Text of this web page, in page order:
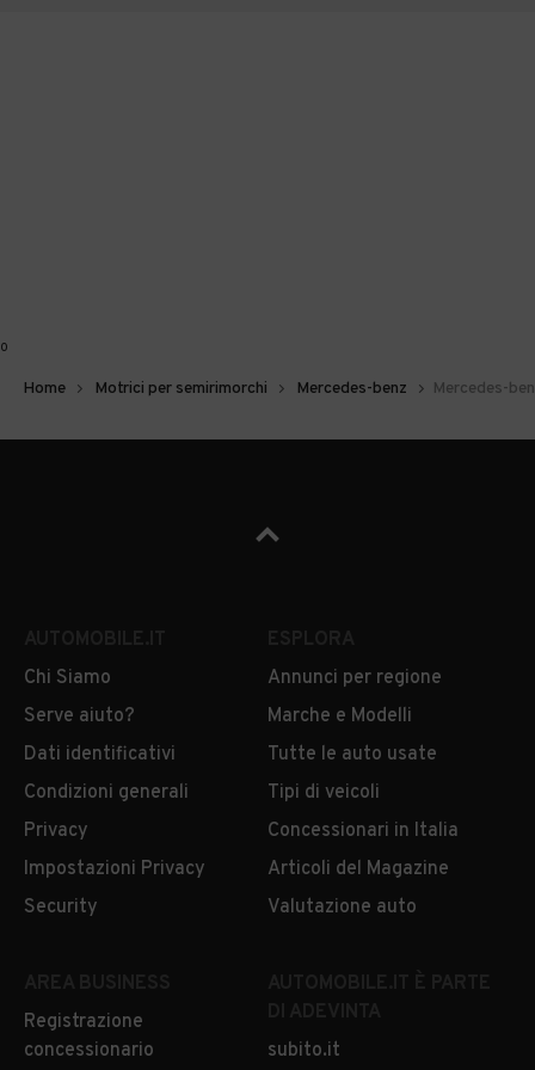
0
Home Motrici per semirimorchi Mercedes-benz Mercedes-
Chi Siamo
Serve aiuto?
Dati identificativi
Condizioni generali
Privacy
Impostazioni Privacy
Security
Annunci per regione
Marche e Modelli
Tutte le auto usate
Tipi di veicoli
Concessionari in Italia
Articoli del Magazine
Valutazione auto
Registrazione
concessionario
subito.it